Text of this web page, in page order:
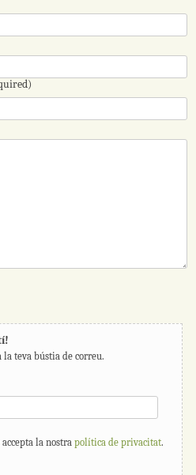
la teva bústia de correu.
la nostra política de privacitat.